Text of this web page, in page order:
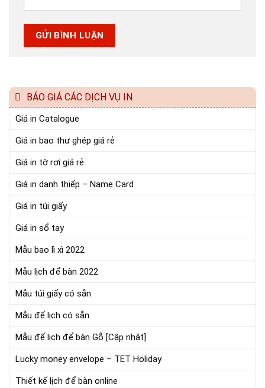
BÁO GIÁ CÁC DỊCH VỤ IN
Giá in Catalogue
Giá in bao thư ghép giá rẻ
Giá in tờ rơi giá rẻ
Giá in danh thiếp – Name Card
Giá in túi giấy
Giá in sổ tay
Mẫu bao lì xì 2022
Mẫu lịch để bàn 2022
Mẫu túi giấy có sẵn
Mẫu đế lịch có sẵn
Mẫu đế lịch để bàn Gỗ [Cập nhật]
Lucky money envelope – TET Holiday
Thiết kế lịch để bàn online